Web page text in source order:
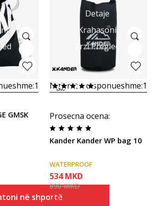
1
GMSK
në shportë
Detaje
Krahasoni
Brzi Pregled
Ngjyrat e disponueshme:1
Prosecna ocena:
Kander Kander WP bag 10
WATERPROOF
534 MKD
890MKD
Ulja40